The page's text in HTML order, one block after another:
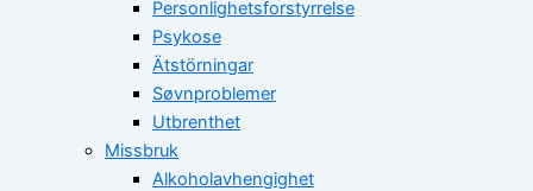
Personlighetsforstyrrelse
Psykose
Ätstörningar
Søvnproblemer
Utbrenthet
Missbruk
Alkoholavhengighet